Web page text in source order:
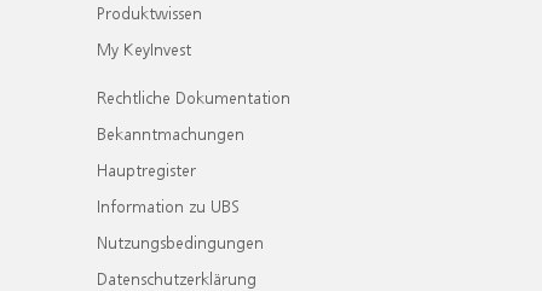
Produktwissen
My KeyInvest
Rechtliche Dokumentation
Bekanntmachungen
Hauptregister
Information zu UBS
Nutzungsbedingungen
Datenschutzerklärung